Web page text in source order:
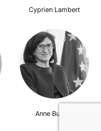
Cyprien Lambert
Anne Bucher